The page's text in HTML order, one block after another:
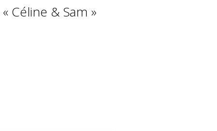
Céline & Sam »